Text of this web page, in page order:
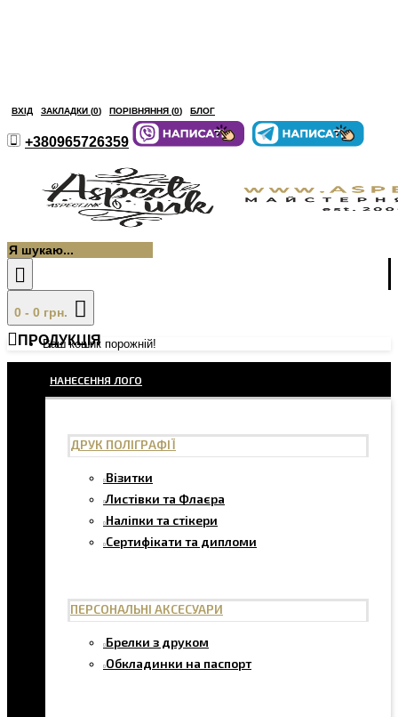
ВХІД ЗАКЛАДКИ (0) ПОРІВНЯННЯ (0) БЛОГ
+380965726359
0 - 0 грн.
Ваш кошик порожній!
ПРОДУКЦІЯ
НАНЕСЕННЯ ЛОГО
ДРУК ПОЛІГРАФІЇ
Візитки
Листівки та Флаєра
Наліпки та стікери
Сертифікати та дипломи
ПЕРСОНАЛЬНІ АКСЕСУАРИ
Брелки з друком
Обкладинки на паспорт